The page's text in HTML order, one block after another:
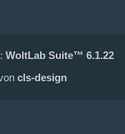
WoltLab Suite™ 6.1.22
cls-design